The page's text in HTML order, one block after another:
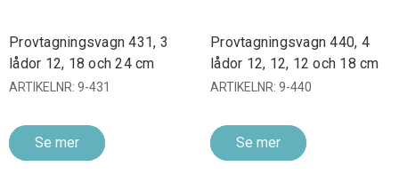
Provtagningsvagn 431, 3
lådor 12, 18 och 24 cm
ARTIKELNR: 9-431
Se mer
Provtagningsvagn 440, 4
lådor 12, 12, 12 och 18 cm
ARTIKELNR: 9-440
Se mer